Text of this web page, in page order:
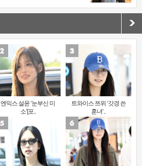
엔믹스 설윤 ‘눈부신 미
소’[포..
트와이스 쯔위 ‘갓경 쓴
훈녀’..